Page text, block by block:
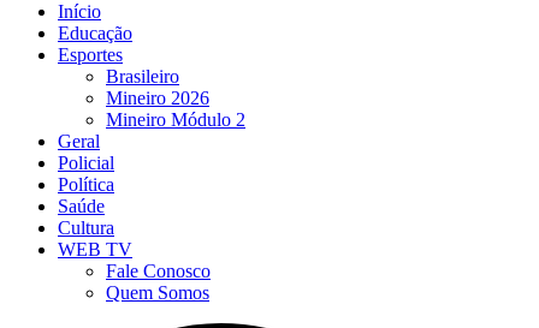
Início
Educação
Esportes
Brasileiro
Mineiro 2026
Mineiro Módulo 2
Geral
Policial
Política
Saúde
Cultura
WEB TV
Fale Conosco
Quem Somos